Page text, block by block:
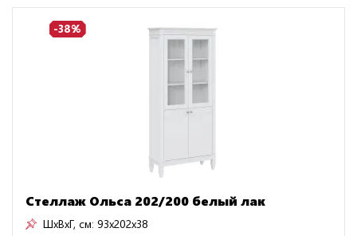
-38%
Стеллаж Ольса 202/200 белый лак
ШxВxГ, см: 93x202x38